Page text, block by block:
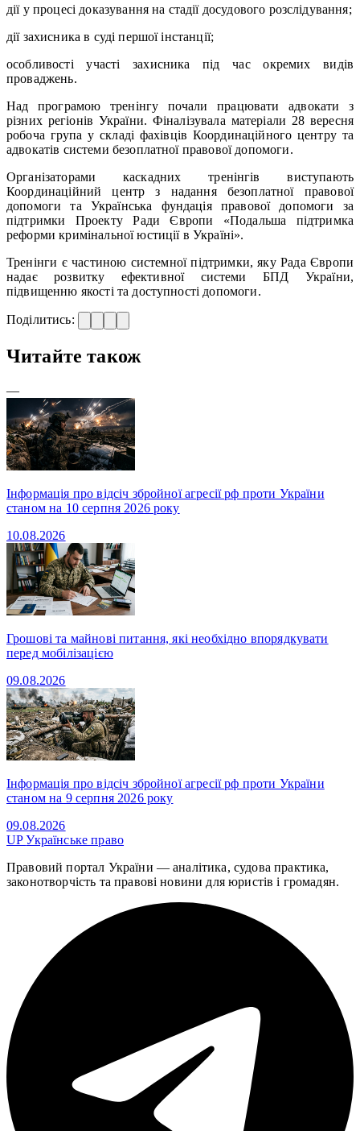
дії у процесі доказування на стадії досудового розслідування;
дії захисника в суді першої інстанції;
особливості участі захисника під час окремих видів
проваджень.
Над програмою тренінгу почали працювати адвокати з
різних регіонів України. Фіналізувала матеріали 28 вересня
робоча група у складі фахівців Координаційного центру та
адвокатів системи безоплатної правової допомоги.
Організаторами каскадних тренінгів виступають
Координаційний центр з надання безоплатної правової
допомоги та Українська фундація правової допомоги за
підтримки Проекту Ради Європи «Подальша підтримка
реформи кримінальної юстиції в Україні».
Тренінги є частиною системної підтримки, яку Рада Європи
надає розвитку ефективної системи БПД України,
підвищенню якості та доступності допомоги.
Поділитись:
Читайте також
—
Інформація про відсіч збройної агресії рф проти України
станом на 10 серпня 2026 року
10.08.2026
Грошові та майнові питання, які необхідно впорядкувати
перед мобілізацією
09.08.2026
Інформація про відсіч збройної агресії рф проти України
станом на 9 серпня 2026 року
09.08.2026
UPУкраїнське право
Правовий портал України — аналітика, судова практика,
законотворчість та правові новини для юристів і громадян.